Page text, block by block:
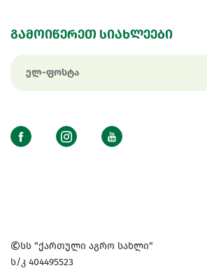
გამოიწერეთ სიახლეები
სს "ქართული აგრო სახლი"
ს/კ 404495523